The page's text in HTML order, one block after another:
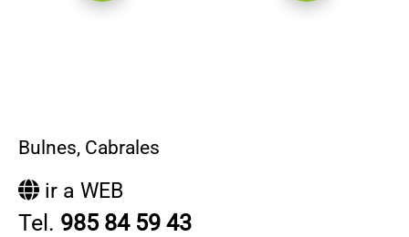
Bulnes, Cabrales
ir a WEB
Tel. 985 84 59 43